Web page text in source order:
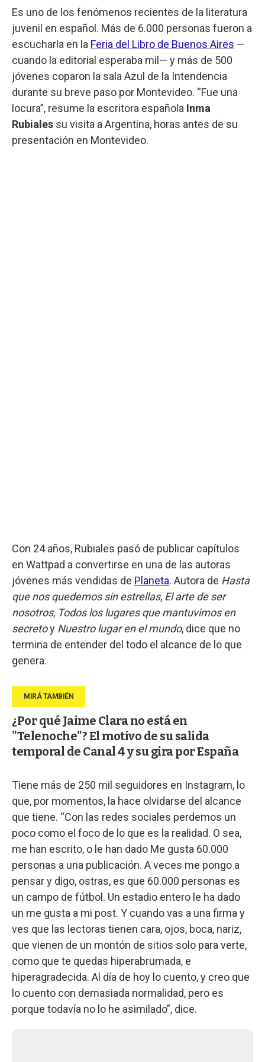
Es uno de los fenómenos recientes de la literatura
juvenil en español. Más de 6.000 personas fueron a
escucharla en la Feria del Libro de Buenos Aires —
cuando la editorial esperaba mil— y más de 500
jóvenes coparon la sala Azul de la Intendencia
durante su breve paso por Montevideo. “Fue una
locura”, resume la escritora española Inma
Rubiales su visita a Argentina, horas antes de su
presentación en Montevideo.
Con 24 años, Rubiales pasó de publicar capítulos
en Wattpad a convertirse en una de las autoras
jóvenes más vendidas de Planeta. Autora de Hasta
que nos quedemos sin estrellas, El arte de ser
nosotros, Todos los lugares que mantuvimos en
secretoy Nuestro lugar en el mundo, dice que no
termina de entender del todo el alcance de lo que
genera.
¿Por qué Jaime Clara no está en
"Telenoche"? El motivo de su salida
temporal de Canal 4 y su gira por España
Tiene más de 250 mil seguidores en Instagram, lo
que, por momentos, la hace olvidarse del alcance
que tiene. “Con las redes sociales perdemos un
poco como el foco de lo que es la realidad. O sea,
me han escrito, o le han dado Me gusta 60.000
personas a una publicación. A veces me pongo a
pensar y digo, ostras, es que 60.000 personas es
un campo de fútbol. Un estadio entero le ha dado
un me gusta a mi post. Y cuando vas a una firma y
ves que las lectoras tienen cara, ojos, boca, nariz,
que vienen de un montón de sitios solo para verte,
como que te quedas hiperabrumada, e
hiperagradecida. Al día de hoy lo cuento, y creo que
lo cuento con demasiada normalidad, pero es
porque todavía no lo he asimilado”, dice.